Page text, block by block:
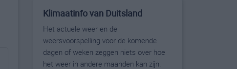
Klimaatinfo van Duitsland
Het actuele weer en de
weersvoorspelling voor de komende
dagen of weken zeggen niets over hoe
het weer in andere maanden kan zijn.